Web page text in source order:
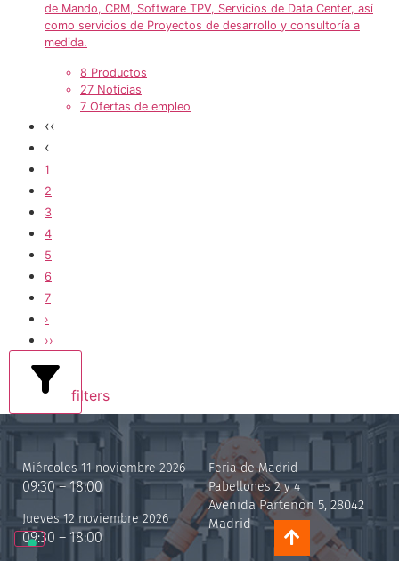
de Mando, CRM, Software TPV, Servicios de Data Center, así
como servicios de Proyectos de desarrollo y consultoría a
medida.
8 Productos
27 Noticias
7 Ofertas de empleo
‹‹
‹
1
2
3
4
5
6
7
›
››
filters
Miércoles 11 noviembre 2026
09:30 – 18:00
Jueves 12 noviembre 2026
09:30 – 18:00
Feria de Madrid
Pabellones 2 y 4
Avenida Partenón 5, 28042
Madrid